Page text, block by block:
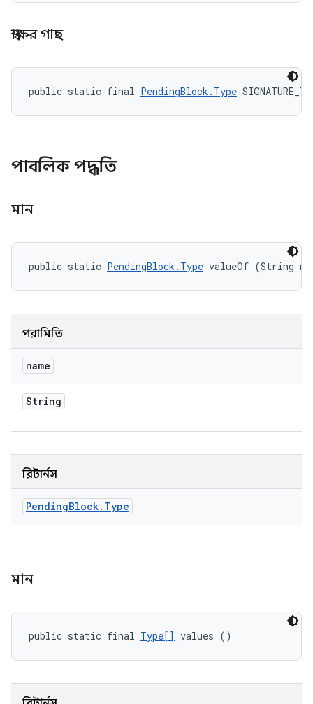
স্বাক্ষর গাছ
public static final PendingBlock.Type
পাবলিক পদ্ধতি
মান
public static PendingBlock.Type valueOf (String
পরামিতি
name
String
রিটার্নস
PendingBlock. Type
মান
public static final Type[] values ()